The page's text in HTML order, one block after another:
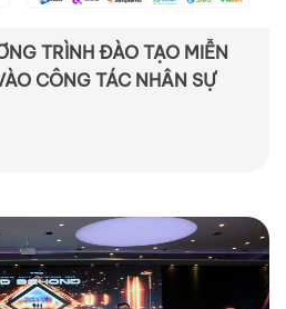
TRÌNH ĐÀO TẠO MIỄN
CÔNG TÁC NHÂN SỰ